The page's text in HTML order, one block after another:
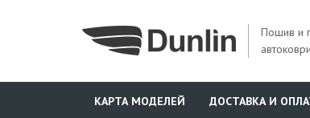
Пошив и
КАРТА МОДЕЛЕЙ
ДОСТАВКА И